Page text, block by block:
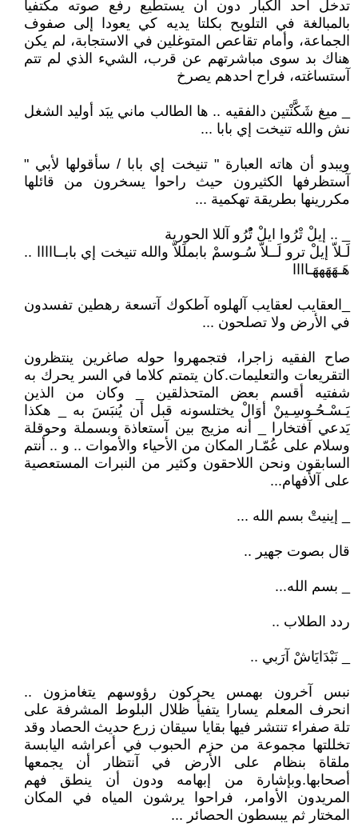
تدخل أحد الكبار دون أن يستطيع رفع صوته مكتفيا
بالمبالغة في التلويح بكلتا يديه كي يعودا إلى صفوف
الجماعة، وأمام تقاعص المتوغلين في الاستجابة، لم يكن
هناك بد سوى مباشرتهم عن قرب، الشيء الذي لم تتم
آستساغته، فراح احدهم يصرخ
_ ميغ شَكَّنْتين دالفقيه .. ها الطالب ماني يبَد أوليد الشغل
نش والله تنيخت إي بابا ...
ويبدو أن هاته العبارة " تنيخت إي بابا / سأقولها لأبي "
آستظرفها الكثيرون حيث راحوا يسخرون من قائلها
مكررينها بطريقة تهكمية ...
_ .. إيلْ تْرُوا ايلْ تُْرُو آللا الحورية
لَـلاّ إيلْ ترو لَــلاّ سُـوسمْ بابملَلاّ والله تنيخت إي بابــااااا ..
هَـهَهَههَـاااا
_العقايب لعقايب آلهلوه آطكوك آتسعة رهطين تفسدون
في الأرض ولا تصلحون ...
صاح الفقيه زاجرا، فتجمهروا حوله صاغرين ينتظرون
التقريعات والتعليمات.كان يتمتم كلاما في السر يحرك به
شفتيه أقسم بعض المتحذلقين _ وكان من الذين
يَـسْـحُـوسِـينْ أوَالْ يختلسونه قبل أن يُنبَسَ به _ هكذا
يَدعي آفتخارا _ أنه مزيج بين آستعاذة وبسملة وحوقلة
وسلام على عُمّـار المكان من الأحياء والأموات .. و .. أنتم
السابقون ونحن اللاحقون وكثير من النبرات المستعصية
على آلأفهام...
_ إينيتْ بسم الله ...
قال بصوت جهير ..
_ بسم الله...
ردد الطلاب ..
_ نَبْدَايَاشْ آرَبي ..
نبس آخرون بهمس يحركون رؤوسهم يتغامزون ..
انحرف المعلم يسارا يتفيأ ظلال البلوط المشرفة على
تلة صفراء تنتشر فيها بقايا سيقان زرع حديث الحصاد وقد
تخللتها مجموعة من حزم الحبوب في أعراشه اليابسة
ملقاة بنظام على الأرض في آنتظار أن يجمعها
أصحابها.وبإشارة من إبهامه ودون أن ينطق فهم
المريدون الأوامر، فراحوا يرشون المياه في المكان
المختار ثم يبسطون الحصائر ...